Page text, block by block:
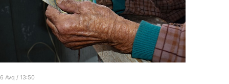
6 Avq / 13:50